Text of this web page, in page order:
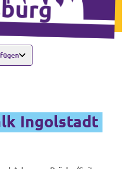
Ingolstadt